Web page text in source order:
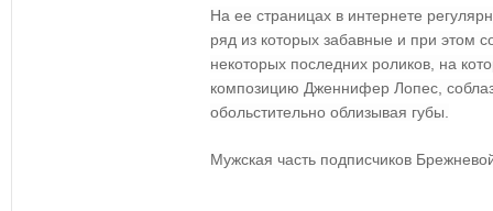
На ее страницах в интернете
ряд из которых забавные и при этом
некоторых последних роликов, на
композицию Дженнифер Лопес,
обольстительно облизывая губы.
Мужская часть подписчиков